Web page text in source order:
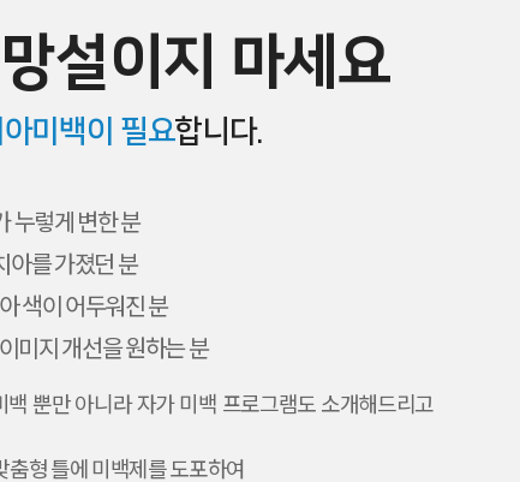
설이지 마세요
미백이 필요합니다.
누렇게 변한 분
아를 가졌던 분
색이 어두워진 분
미지 개선을 원하는 분
뿐만 아니라 자가 미백 프로그램도 소개해드리고
춤형 틀에 미백제를 도포하여